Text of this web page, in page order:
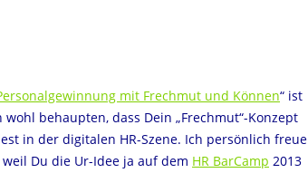
mit Frechmut und Können“ ist
behaupten, dass Dein „Frechmut“-Konzept
in der digitalen HR-Szene. Ich persönlich freue
Du die Ur-Idee ja auf dem HR BarCamp 2013